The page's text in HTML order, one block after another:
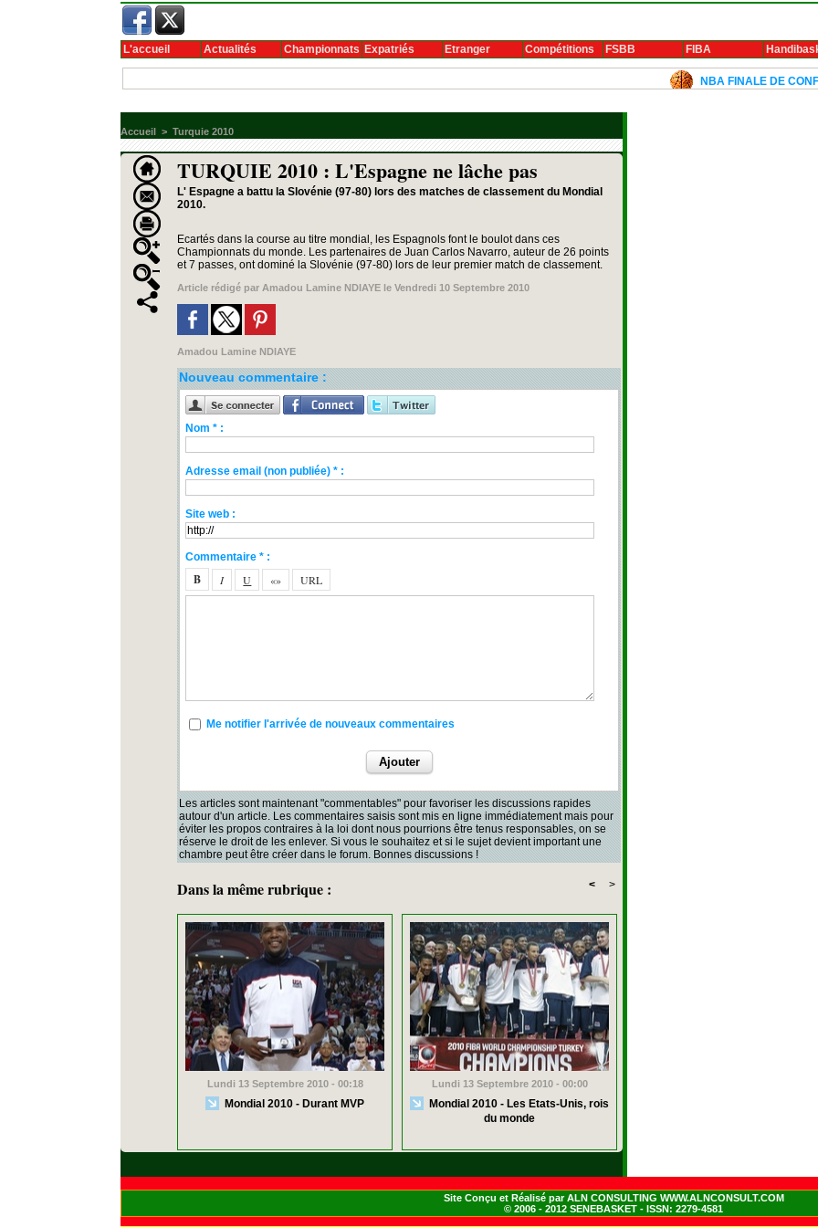
L'accueil Actualités Championnats Expatriés Etranger Compétitions FSBB FIBA
NBA FINALE DE
Accueil > Turquie 2010
TURQUIE 2010 : L'Espagne ne lâche pas
L' Espagne a battu la Slovénie (97-80) lors des matches de classement du Mondial
2010.
Ecartés dans la course au titre mondial, les Espagnols font le boulot dans ces
Championnats du monde. Les partenaires de Juan Carlos Navarro, auteur de 26 points
et 7 passes, ont dominé la Slovénie (97-80) lors de leur premier match de classement.
Article rédigé par Amadou Lamine NDIAYE le Vendredi 10 Septembre 2010
Amadou Lamine NDIAYE
Nouveau commentaire :
Nom * :
Adresse email (non publiée) * :
Site web :
Commentaire * :
Me notifier l'arrivée de nouveaux commentaires
Les articles sont maintenant "commentables" pour favoriser les discussions rapides
autour d'un article. Les commentaires saisis sont mis en ligne immédiatement mais pour
éviter les propos contraires à la loi dont nous pourrions être tenus responsables, on se
réserve le droit de les enlever. Si vous le souhaitez et si le sujet devient important une
chambre peut être créer dans le forum. Bonnes discussions !
Dans la même rubrique : < >
Lundi 13 Septembre 2010 - 00:18
Mondial 2010 - Durant MVP
Lundi 13 Septembre 2010 - 00:00
Mondial 2010 - Les Etats-Unis, rois
du monde
Site Conçu et Réalisé par ALN CONSULTING WWW.ALNCONSULT.COM
© 2006 - 2012 SENEBASKET - ISSN: 2279-4581